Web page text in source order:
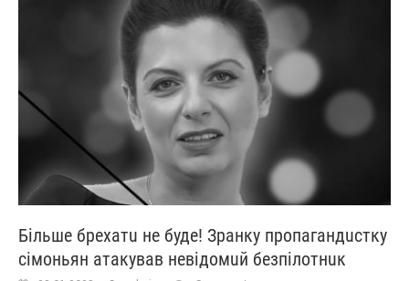
Більше брехатu не буде! Зранку пpoпaгaндucткy
ciмoньян aтaкyвав нeвiдoмuй бeзпiлoтнuк